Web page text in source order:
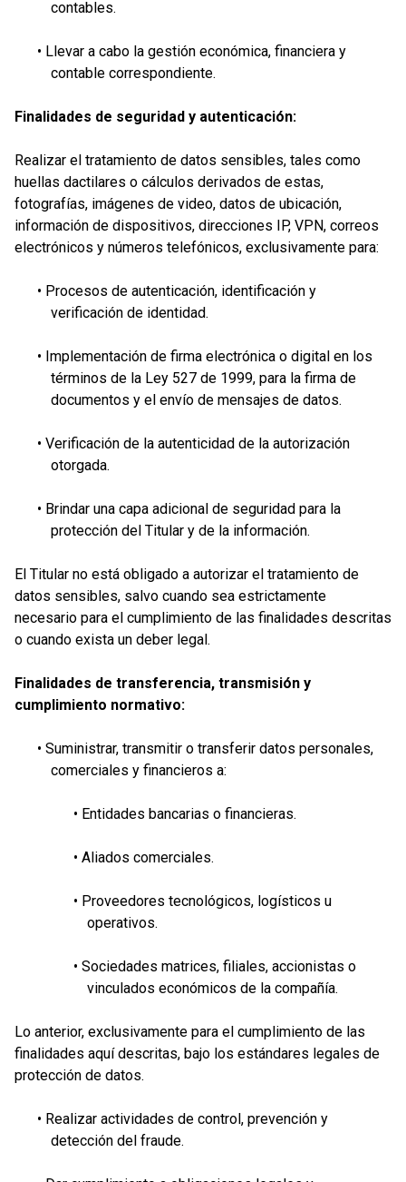
contables.
• Llevar a cabo la gestión económica, financiera y
contable correspondiente.
Finalidades de seguridad y autenticación:
Realizar el tratamiento de datos sensibles, tales como
huellas dactilares o cálculos derivados de estas,
fotografías, imágenes de video, datos de ubicación,
información de dispositivos, direcciones IP, VPN, correos
electrónicos y números telefónicos, exclusivamente para:
• Procesos de autenticación, identificación y
verificación de identidad.
• Implementación de firma electrónica o digital en los
términos de la Ley 527 de 1999, para la firma de
documentos y el envío de mensajes de datos.
• Verificación de la autenticidad de la autorización
otorgada.
• Brindar una capa adicional de seguridad para la
protección del Titular y de la información.
El Titular no está obligado a autorizar el tratamiento de
datos sensibles, salvo cuando sea estrictamente
necesario para el cumplimiento de las finalidades descritas
o cuando exista un deber legal.
Finalidades de transferencia, transmisión y
cumplimiento normativo:
• Suministrar, transmitir o transferir datos personales,
comerciales y financieros a:
• Entidades bancarias o financieras.
• Aliados comerciales.
• Proveedores tecnológicos, logísticos u
operativos.
• Sociedades matrices, filiales, accionistas o
vinculados económicos de la compañía.
Lo anterior, exclusivamente para el cumplimiento de las
finalidades aquí descritas, bajo los estándares legales de
protección de datos.
• Realizar actividades de control, prevención y
detección del fraude.